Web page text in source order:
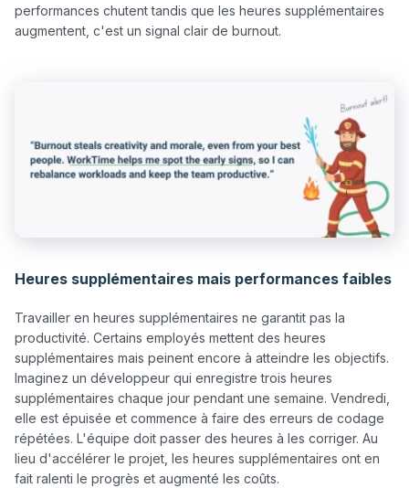
performances chutent tandis que les heures supplémentaires
Heures supplémentaires mais performances faibles
Travailler en heures supplémentaires ne garantit pas la
productivité. Certains employés mettent des heures
supplémentaires mais peinent encore à atteindre les objectifs.
Imaginez un développeur qui enregistre trois heures
supplémentaires chaque jour pendant une semaine. Vendredi,
elle est épuisée et commence à faire des erreurs de codage
répétées. L'équipe doit passer des heures à les corriger. Au
lieu d'accélérer le projet, les heures supplémentaires ont en